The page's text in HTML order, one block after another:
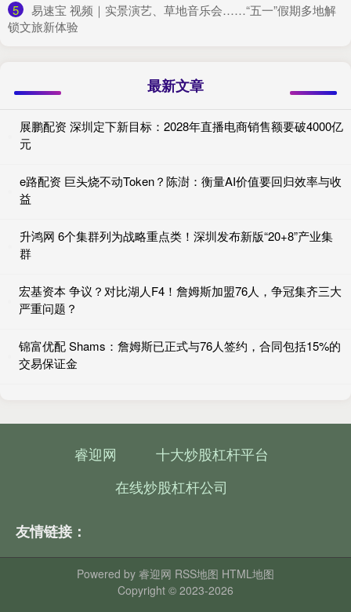
5
​易速宝 视频｜实景演艺、草地音乐会……“五一”假期多地解
锁文旅新体验
最新文章
展鹏配资 深圳定下新目标：2028年直播电商销售额要破4000亿
元
e路配资 巨头烧不动Token？陈澍：衡量AI价值要回归效率与收
益
升鸿网 6个集群列为战略重点类！深圳发布新版“20+8”产业集
群
宏基资本 争议？对比湖人F4！詹姆斯加盟76人，争冠集齐三大
严重问题？
锦富优配 Shams：詹姆斯已正式与76人签约，合同包括15%的
交易保证金
睿迎网
十大炒股杠杆平台
在线炒股杠杆公司
友情链接：
Powered by 睿迎网 RSS地图 HTML地图
Copyright © 2023-2026